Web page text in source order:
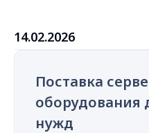
14.02.2026
Поставка
оборудования
нужд